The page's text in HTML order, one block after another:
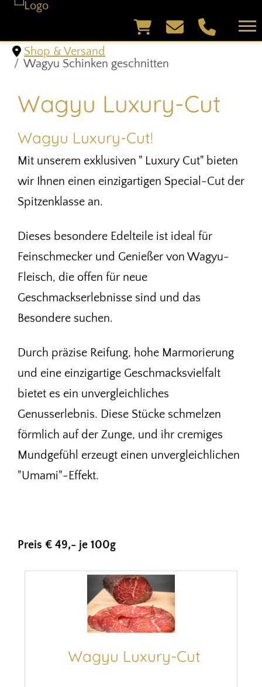
Shop & Versand
Wagyu Schinken geschnitten
Wagyu Luxury-Cut
Wagyu Luxury-Cut!
Mit unserem exklusiven " Luxury Cut" bieten
wir Ihnen einen einzigartigen Special-Cut der
Spitzenklasse an.
Dieses besondere Edelteile ist ideal für
Feinschmecker und Genießer von Wagyu-
Fleisch, die offen für neue
Geschmackserlebnisse sind und das
Besondere suchen.
Durch präzise Reifung, hohe Marmorierung
und eine einzigartige Geschmacksvielfalt
bietet es ein unvergleichliches
Genusserlebnis. Diese Stücke schmelzen
förmlich auf der Zunge, und ihr cremiges
Mundgefühl erzeugt einen unvergleichlichen
"Umami"-Effekt.
Preis € 49,- je 100g
Wagyu Luxury-Cut